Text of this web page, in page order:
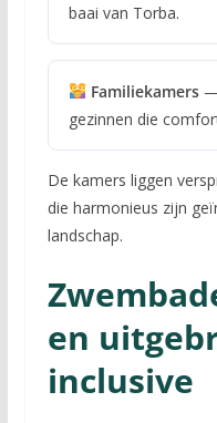
baai van Torba.
Familiekamers—
gezinnen die
De kamers liggen
die harmonieus zijn
landschap.
en
inclusive